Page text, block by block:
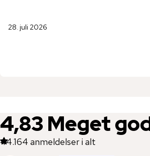
28. juli 2026
4,83 Meget
44.164 anmeldelser i alt